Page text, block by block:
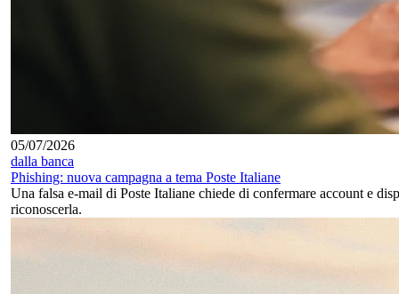
05/07/2026
dalla banca
Phishing: nuova campagna a tema Poste Italiane
Una falsa e-mail di Poste Italiane chiede di confermare account e
riconoscerla.